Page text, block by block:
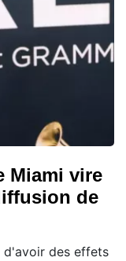
Miami vire
de
d'avoir des effets